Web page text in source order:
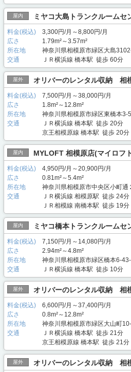
屋内 ミヤコ大島トランクルームセ
料金(税込)
3,300円/月～8,800円/月
広さ
1.79m²～3.57m²
所在地
神奈川県相模原市緑区大島
交通
ＪＲ横浜線 橋本駅 徒歩 60分
屋外 オリバーのレンタル収納 相
料金(税込)
7,500円/月～38,000円/月
広さ
1.8m²～12.8m²
所在地
神奈川県相模原市緑区東橋本3-
交通
ＪＲ横浜線 橋本駅 徒歩 20分
京王相模原線 橋本駅 徒歩 20分
屋内 MYLOFT 相模原店(マイロフト相
料金(税込)
4,950円/月～20,900円/月
広さ
0.81m²～5.4m²
所在地
神奈川県相模原市中央区小町
交通
ＪＲ横浜線 相模原駅 徒歩 24分
ＪＲ相模線 南橋本駅 徒歩 19分
屋内 ミヤコ橋本トランクルームセ
料金(税込)
7,150円/月～14,080円/月
広さ
2.94m²～4.8m²
所在地
神奈川県相模原市緑区橋本6-
交通
ＪＲ横浜線 橋本駅 徒歩 10分
屋外 オリバーのレンタル収納 相
料金(税込)
6,600円/月～37,400円/月
広さ
0.8m²～12.8m²
所在地
神奈川県相模原市緑区大山町
交通
ＪＲ横浜線 橋本駅 徒歩 21分
京王相模原線 橋本駅 徒歩 21分
屋外 オリバーのレンタル収納 相